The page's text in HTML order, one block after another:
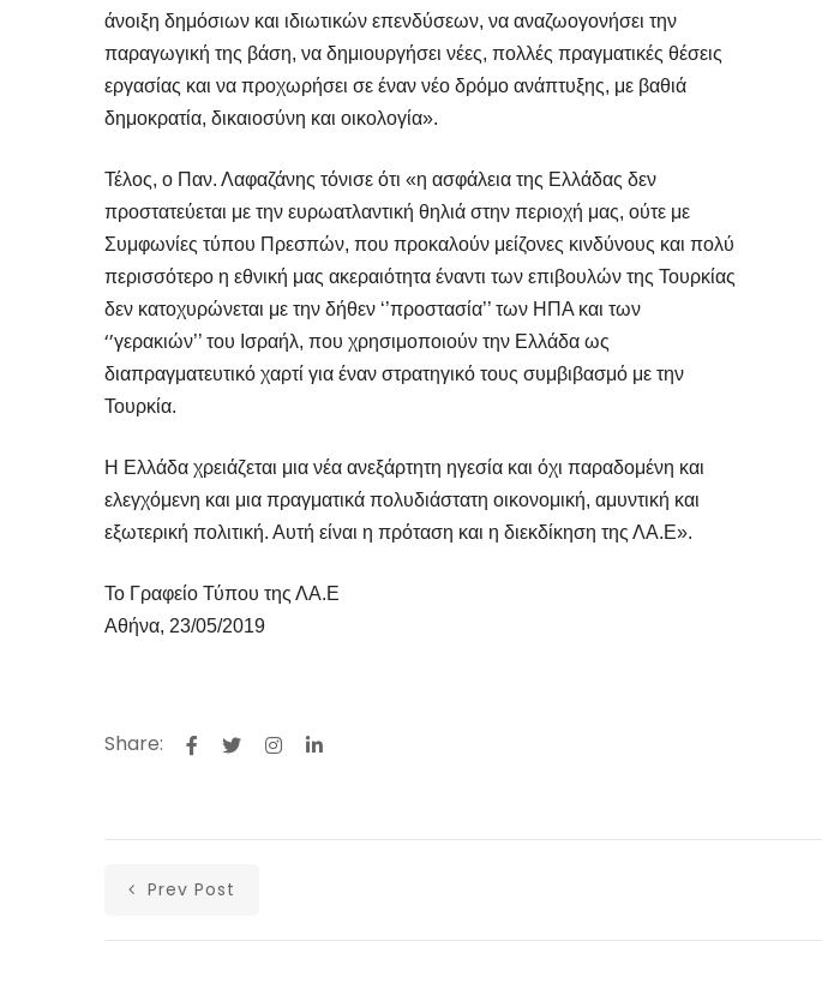
άνοιξη δημόσιων και ιδιωτικών επενδύσεων, να αναζωογονήσει την
παραγωγική της βάση, να δημιουργήσει νέες, πολλές πραγματικές θέσεις
εργασίας και να προχωρήσει σε έναν νέο δρόμο ανάπτυξης, με βαθιά
δημοκρατία, δικαιοσύνη και οικολογία».
Τέλος, ο Παν. Λαφαζάνης τόνισε ότι «η ασφάλεια της Ελλάδας δεν
προστατεύεται με την ευρωατλαντική θηλιά στην περιοχή μας, ούτε με
Συμφωνίες τύπου Πρεσπών, που προκαλούν μείζονες κινδύνους και πολύ
περισσότερο η εθνική μας ακεραιότητα έναντι των επιβουλών της Τουρκίας
δεν κατοχυρώνεται με την δήθεν ‘’προστασία’’ των ΗΠΑ και των
‘’γερακιών’’ του Ισραήλ, που χρησιμοποιούν την Ελλάδα ως
διαπραγματευτικό χαρτί για έναν στρατηγικό τους συμβιβασμό με την
Τουρκία.
Η Ελλάδα χρειάζεται μια νέα ανεξάρτητη ηγεσία και όχι παραδομένη και
ελεγχόμενη και μια πραγματικά πολυδιάστατη οικονομική, αμυντική και
εξωτερική πολιτική. Αυτή είναι η πρόταση και η διεκδίκηση της ΛΑ.Ε».
Το Γραφείο Τύπου της ΛΑ.Ε
Αθήνα, 23/05/2019
Share:
Prev Post